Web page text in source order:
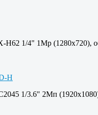
H62 1/4" 1Mp (1280х720),
1/3.6" 2Мп